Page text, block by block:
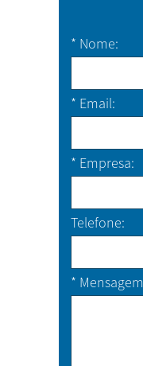
* Nome
* Email
* Empresa
Telefone
* Mensagem